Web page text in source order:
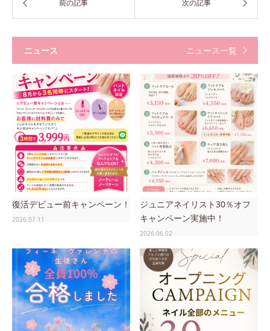
ニュース ニュース一覧
復活デビュー前キャンペーン！
2026.07.11
ジュニアネイリスト30％オフ
キャンペーン実施中！
2026.06.02